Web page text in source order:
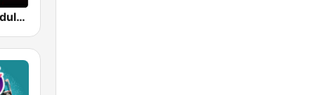
Beam FM - Adult Hits